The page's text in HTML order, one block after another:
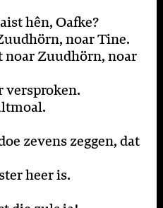
hên, Oafke?
noar Tine.
noar Zuudhörn, noar
versproken.
zevens zeggen, dat
heer is.